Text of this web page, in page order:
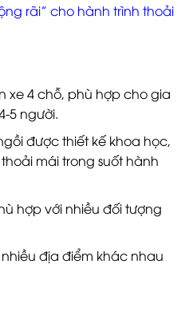
rãi” cho hành trình thoải
xe 4 chỗ, phù hợp cho gia
5 người.
được thiết kế khoa học,
mái trong suốt hành
hợp với nhiều đối tượng
địa điểm khác nhau